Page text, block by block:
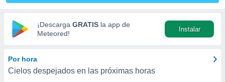
las
y
digital
basada
¡Descarga GRATIS la app de
Meteored!
Instalar
Por hora
Cielos despejados en las próximas horas